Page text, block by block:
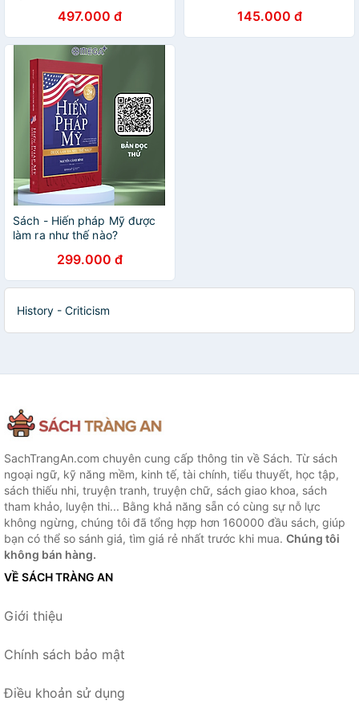
497.000 đ 145.000 đ
Sách - Hiến pháp Mỹ được
làm ra như thế nào?
299.000 đ
History - Criticism
SachTrangAn.com chuyên cung cấp thông tin về Sách. Từ sách
ngoại ngữ, kỹ năng mềm, kinh tế, tài chính, tiểu thuyết, học tập,
sách thiếu nhi, truyện tranh, truyện chữ, sách giao khoa, sách
tham khảo, luyện thi... Bằng khả năng sẵn có cùng sự nỗ lực
không ngừng, chúng tôi đã tổng hợp hơn 160000 đầu sách, giúp
bạn có thể so sánh giá, tìm giá rẻ nhất trước khi mua. Chúng tôi
không bán hàng.
VỀ SÁCH TRÀNG AN
Giới thiệu
Chính sách bảo mật
Điều khoản sử dụng